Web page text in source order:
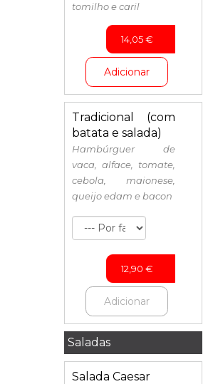
tomilho e caril
14,05€
Adicionar
Tradicional (com
batata e salada)
Hambúrguer de
vaca, alface, tomate,
cebola, maionese,
queijo edam e bacon
12,90 €
Adicionar
Saladas
Salada Caesar